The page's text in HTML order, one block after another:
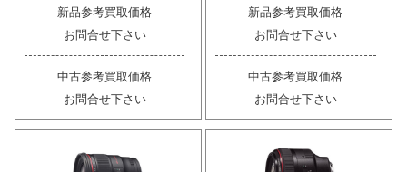
新品参考買取価格
お問合せ下さい
中古参考買取価格
お問合せ下さい
新品参考買取価格
お問合せ下さい
中古参考買取価格
お問合せ下さい